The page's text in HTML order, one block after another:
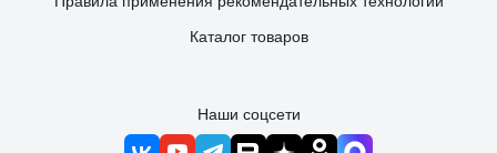
Каталог товаров
Наши соцсети